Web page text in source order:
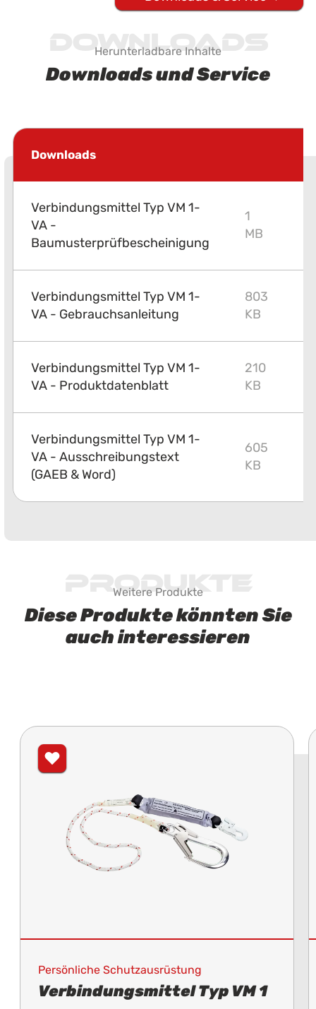
Downloads
Herunterladbare Inhalte
Downloads und Service
Downloads
Verbindungsmittel Typ VM 1-
VA -
Baumusterprüfbescheinigung
1
MB
Verbindungsmittel Typ VM 1-
VA - Gebrauchsanleitung
803
KB
Verbindungsmittel Typ VM 1-
VA - Produktdatenblatt
210
KB
Verbindungsmittel Typ VM 1-
VA - Ausschreibungstext
(GAEB & Word)
605
KB
Produkte
Weitere Produkte
Diese Produkte könnten Sie
auch interessieren
Persönliche Schutzausrüstung
Verbindungsmittel Typ VM 1